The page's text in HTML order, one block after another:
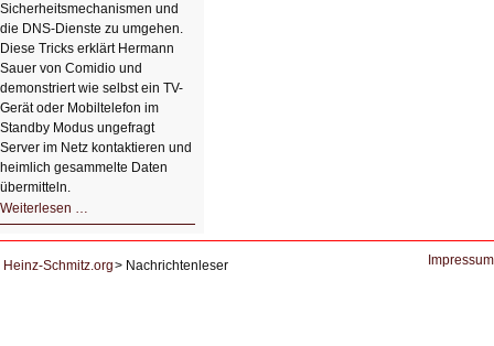
Sicherheitsmechanismen und
die DNS-Dienste zu umgehen.
Diese Tricks erklärt Hermann
Sauer von Comidio und
demonstriert wie selbst ein TV-
Gerät oder Mobiltelefon im
Standby Modus ungefragt
Server im Netz kontaktieren und
heimlich gesammelte Daten
übermitteln.
Weiterlesen …
DNS
Heinz-Schmitz.org
Nachrichtenleser Impressum